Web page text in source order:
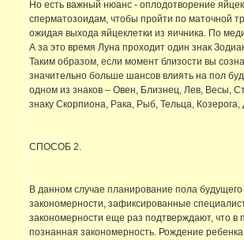
Но есть важный нюанс - оплодотворение
сперматозоидам, чтобы пройти по маточной
ожидая выхода яйцеклетки из яичника. По
А за это время Луна проходит один знак
Таким образом, если момент близости вы
значительно больше шансов влиять на пол
одном из знаков – Овен, Близнец, Лев, Весы,
знаку Скорпиона, Рака, Рыб, Тельца, Козерога,
СПОСОБ 2.
В данном случае планирование пола
закономерности, зафиксированные
закономерности еще раз подтверждают, что в
познанная закономерность. Рождение